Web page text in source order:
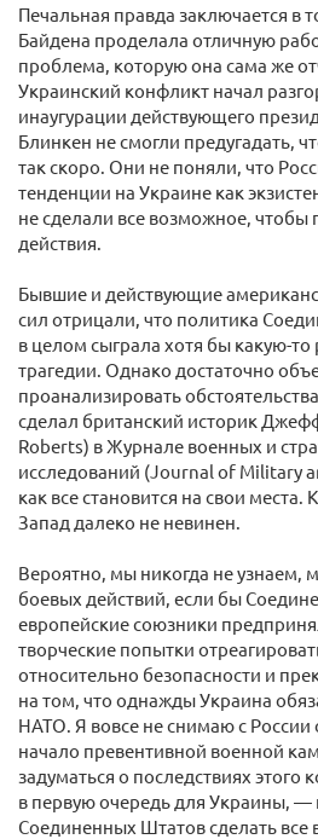
Печальная правда заключается в
Байдена проделала отличную
проблема, которую она сама же
Украинский конфликт начал
инаугурации действующего
Блинкен не смогли предугадать,
так скоро. Они не поняли, что
тенденции на Украине как
не сделали все возможное, чтобы
действия.
Бывшие и действующие
сил отрицали, что политика
в целом сыграла хотя бы какую-то
трагедии. Однако достаточно
проанализировать
сделал британский историк
Roberts) в Журнале военных и
исследований (Journal of Military
как все становится на свои места.
Запад далеко не невинен.
Вероятно, мы никогда не узнаем,
боевых действий, если бы
европейские союзники
творческие попытки
относительно безопасности и
на том, что однажды Украина
НАТО. Я вовсе не снимаю с России
начало превентивной военной
задуматься о последствиях
в первую очередь для Украины, —
Соединенных Штатов сделать